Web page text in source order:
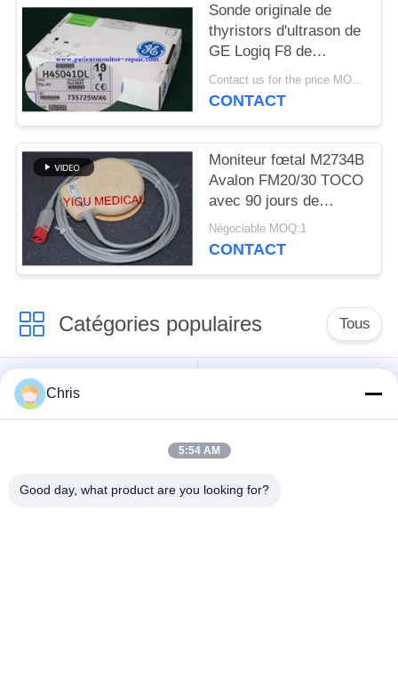
PLAN
DU
SITE
PRIVACY
POLICY
Sonde originale de
thyristors d'ultrason de
GE Logiq F8 de
matériel médical
d'hôpital
Contact us for the price MOQ:1
CONTACT
Moniteur fœtal M2734B
Avalon FM20/30 TOCO
avec 90 jours de
garantie
Négociable MOQ:1
CONTACT
Catégories populaires Tous
Réparation de
moniteur patient
module de moniteur
Chris
5:54 AM
Good day, what product are you looking for?